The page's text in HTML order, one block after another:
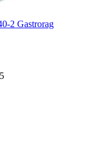
2 Gastrorag